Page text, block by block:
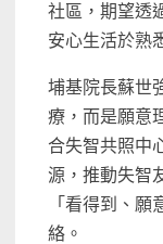
社區，期望透
安心生活於熟
埔基院長蘇世
療，而是願意
合失智共照中
源，推動失智
「看得到、
絡。